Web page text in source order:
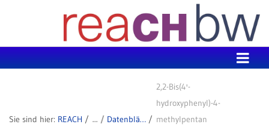
REACH Datenblätter zu SVHC
2,2-Bis(4'-
hydroxyphenyl)-4-
methylpentan